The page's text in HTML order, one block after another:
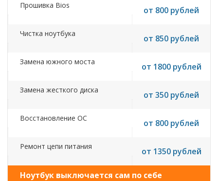
Прошивка Bios от 800 рублей
Чистка ноутбука от 850 рублей
Замена южного моста от 1800 рублей
Замена жесткого диска от 350 рублей
Восстановление ОС от 800 рублей
Ремонт цепи питания от 1350 рублей
Ноутбук выключается сам по себе